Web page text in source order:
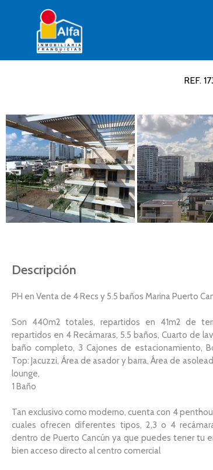
REF.
Descripción
PH en Venta de 4 Recs y 5.5 baños Marina Puerto
Son 440m2 totales, repartidos en 41m2 de
repartidos en 4 Recámaras, 5.5 baños, Cuarto de
baño completo, 3 Cajones de estacionamiento,
Top: Jacuzzi, Área de asador y barra, Área de
lounge,
1 Baño
Tan exclusivo como moderno, cuenta con 4
cuales ofrecen diferentes tipos, 2,3 o 4
dentro de Puerto Cancún ya que puedes tener tu
bien acceso directo al centro comercial